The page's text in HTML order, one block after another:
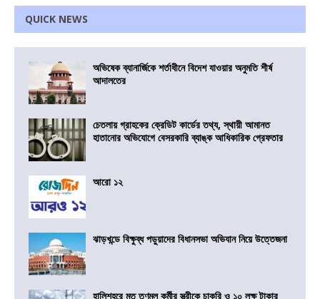
QUICK NEWS
অভিষেক ব্যানার্জিকে শর্তাধীনে বিদেশ যাওয়ার অনুমতি শীর্ষ
আদালতের
চেতলায় গ্রাহকের ক্রেডিট কার্ডের তথ্য, স্থায়ী আমানত
হাতানোর অভিযোগে বেসরকারি ব্যাঙ্ক আধিকারিক গ্রেফতার
আরো ১২
ঝাড়খন্ডে বিক্ষুব্ধ পড়ুয়াদের বিধানসভা অভিযান নিয়ে উত্তেজনা
হালিশহরে মৃত তৃণমূল কর্মীর স্ত্রীকে চাকরি ও ১০ লক্ষ টাকার